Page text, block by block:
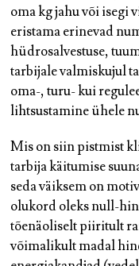
oma kg jahu või isegi
eristama erinevad
hüdrosalvestuse,
tarbijale valmiskujul
oma-, turu- kui
lihtsustamine ühele
Mis on siin pistmist
tarbija käitumise
seda väiksem on
olukord oleks null-
tõenäoliselt piiritult
võimalikult madal